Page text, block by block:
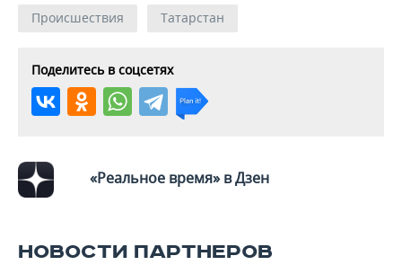
Происшествия Татарстан
Поделитесь в соцсетях
«Реальное время» в Дзен
НОВОСТИ ПАРТНЕРОВ